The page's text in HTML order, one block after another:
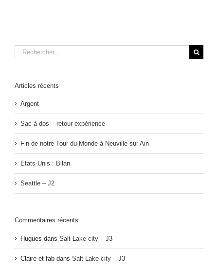
Rechercher:
Articles récents
Argent
Sac à dos – retour expérience
Fin de notre Tour du Monde à Neuville sur Ain
Etats-Unis : Bilan
Seattle – J2
Commentaires récents
Hugues dans Salt Lake city – J3
Claire et fab dans Salt Lake city – J3